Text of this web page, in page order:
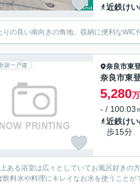
近鉄け
りの良い南向きの角地。収納に便利なWIC
築一戸建 奈良市東
奈良市東
5,280
- / 100.03
近鉄け
歩15分
ある浴室は広々としていてお風呂好きの
飲料水や料理にキレイなお水を使うことが